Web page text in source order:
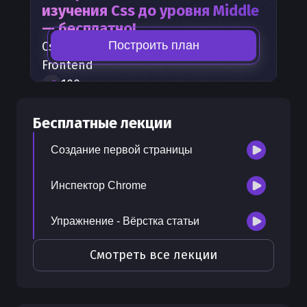
изучения Cssдо уровня Middle
— бесплатно!
Css
— часть карты развития
Frontend
100+шагов развития
300 бонусных рублей
Построить план
Бесплатные лекции
Создание первой страницы
Инспектор Chrome
Упражнение - Вёрстка статьи
Смотреть все лекции